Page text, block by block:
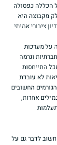
הכללה כפסולה
מקבוצה היא
ציבורי אמיתי
על מערכות
וגרמה
התייחסות
לא עובדת
החשובים
אחרות,
לדבר גם על